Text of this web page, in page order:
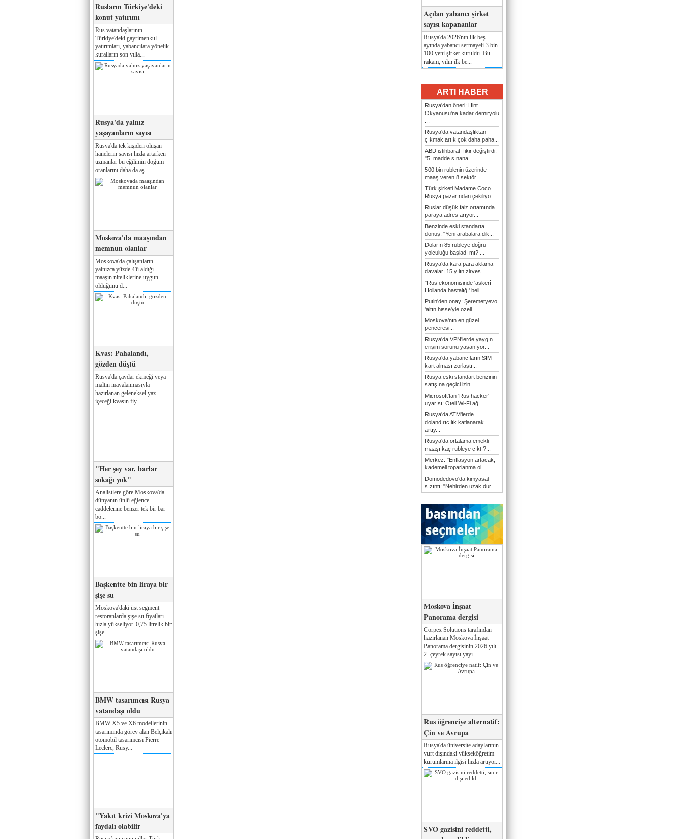
Rusların Türkiye'deki
konut yatırımı
Rus vatandaşlarının
Türkiye'deki gayrimenkul
yatırımları, yabancılara yönelik
kuralların son yılla...
Rusya'da yalnız
yaşayanların sayısı
Rusya'da tek kişiden oluşan
hanelerin sayısı hızla artarken
uzmanlar bu eğilimin doğum
oranlarını daha da aş...
Moskova'da maaşından
memnun olanlar
Moskova'da çalışanların
yalnızca yüzde 4'ü aldığı
maaşın niteliklerine uygun
olduğunu d...
Kvas: Pahalandı,
gözden düştü
Rusya'da çavdar ekmeği veya
maltın mayalanmasıyla
hazırlanan geleneksel yaz
içeceği kvasın fiy...
"Her şey var, barlar
sokağı yok"
Analistlere göre Moskova'da
dünyanın ünlü eğlence
caddelerine benzer tek bir bar
bö...
Başkentte bin liraya bir
şişe su
Moskova'daki üst segment
restoranlarda şişe su fiyatları
hızla yükseliyor. 0,75 litrelik bir
şişe ...
BMW tasarımcısı Rusya
vatandaşı oldu
BMW X5 ve X6 modellerinin
tasarımında görev alan Belçikalı
otomobil tasarımcısı Pierre
Leclerc, Rusy...
"Yakıt krizi Moskova'ya
faydalı olabilir
Açılan yabancı şirket
sayısı kapananlar
Rusya'da 2026'nın ilk beş
ayında yabancı sermayeli 3 bin
100 yeni şirket kuruldu. Bu
rakam, yılın ilk be...
ARTI HABER
Rusya'dan öneri: Hint
Okyanusu'na kadar demiryolu
Rusya'da vatandaşlıktan
çıkmak artık çok daha paha...
ABD istihbaratı fikir değiştirdi:
"5. madde sınana...
500 bin rublenin üzerinde
maaş veren 8 sektör ...
Türk şirketi Madame Coco
Rusya pazarından çekiliyo...
Ruslar düşük faiz ortamında
paraya adres arıyor...
Benzinde eski standarta
dönüş: "Yeni arabalara dik...
Doların 85 rubleye doğru
yolculuğu başladı mı? ...
Rusya'da kara para aklama
davaları 15 yılın zirves...
"Rus ekonomisinde 'askerî
Hollanda hastalığı' beli...
Putin'den onay: Şeremetyevo
'altın hisse'yle özell...
Moskova'nın en güzel
penceresi...
Rusya'da VPN'lerde yaygın
erişim sorunu yaşanıyor...
Rusya'da yabancıların SIM
kart alması zorlaştı...
Rusya eski standart benzinin
satışına geçici izin ...
Microsoft'tan 'Rus hacker'
uyarısı: Otell Wi-Fi ağ...
Rusya'da ATM'lerde
dolandırıcılık katlanarak
artıy...
Rusya'da ortalama emekli
maaşı kaç rubleye çıktı?...
Merkez: "Enflasyon artacak,
kademeli toparlanma ol...
Domodedovo'da kimyasal
sızıntı: "Nehirden uzak dur...
Moskova İnşaat
Panorama dergisi
Corpex Solutions tarafından
hazırlanan Moskova İnşaat
Panorama dergisinin 2026 yılı
2. çeyrek sayısı yayı...
Rus öğrenciye alternatif:
Çin ve Avrupa
Rusya'da üniversite adaylarının
yurt dışındaki yükseköğretim
kurumlarına ilgisi hızla artıyor...
SVO gazisini reddetti,